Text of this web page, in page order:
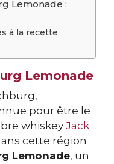
Lemonade :
à la recette
Lemonade
pour être le
whiskey Jack
cette région
Lemonade, un